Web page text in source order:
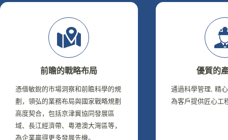
前瞻的戰略布局
憑借敏銳的市場洞察和前瞻科學的規
劃，領弘的業務布局與國家戰略規劃
高度契合，包括京津冀協同發展區
域、長江經濟帶、粵港澳大灣區等，
為企業贏得更多發展先機。
優質的
通過科學管理, 精
為客戶提供匠心工